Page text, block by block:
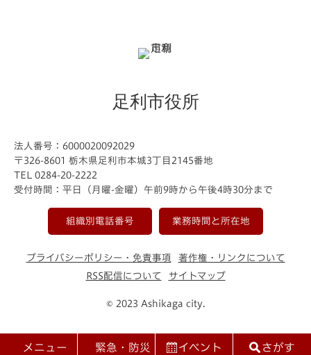
足利市役所
法人番号：6000020092029
〒326-8601 栃木県足利市本城3丁目2145番地
TEL 0284-20-2222
受付時間：平日（月曜-金曜）午前9時から午後4時30分まで
組織別電話番号 業務時間と所在地
プライバシーポリシー・免責事項
著作権・リンクについて
RSS配信について
サイトマップ
© 2023 Ashikaga city.
メニュー 緊急・防災 イベント さがす